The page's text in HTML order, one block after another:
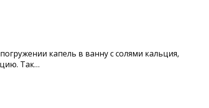
капель в ванну с солями кальция,
Так…